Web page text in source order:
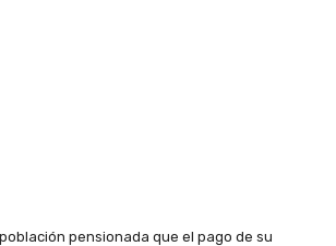
pensionada que el pago de su